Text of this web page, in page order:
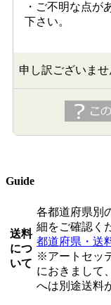
・ご不明な点が
下さい。
申し訳ございませ
Guide
送料
につ
いて
各都道府県別
細をご確認く
都道府県・送
※アートセッ
におきまして
へは別途送料